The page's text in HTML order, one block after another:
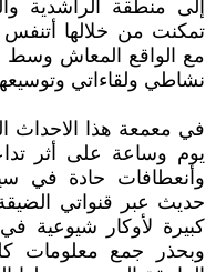
إلى منطقة الراشدية
تمكنت من خلالها
مع الواقع المعاش وسط
نشاطي ولقاءاتي
في معمعة هذا الاحداث
يوم وساعة على أثر
وأنعطافات حادة في
حديث عبر قنواتي
كبيرة لأوكار شيوعية
وبحذر جمع معلومات